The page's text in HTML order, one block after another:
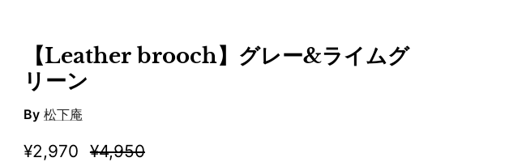
【Leather brooch】グレー&ライムグ
リーン
By 松下庵
¥2,970 ¥4,950